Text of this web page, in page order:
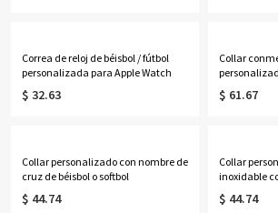
Correa de reloj de béisbol / fútbol
personalizada para Apple Watch
$ 32.63
Collar
$ 61.67
Collar personalizado con nombre de
cruz de béisbol o softbol
$ 44.74
Collar
inoxidable
béisbol y
para
$ 44.74